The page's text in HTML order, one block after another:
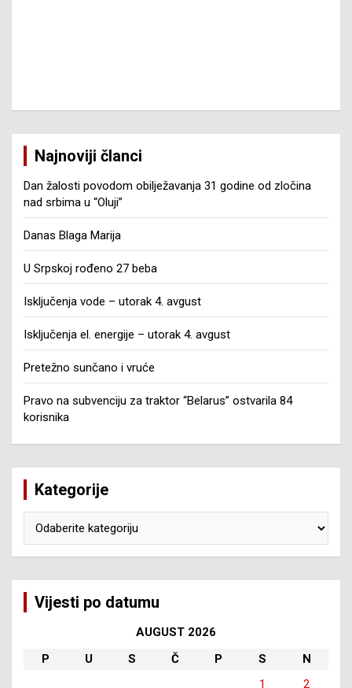
Najnoviji članci
Dan žalosti povodom obilježavanja 31 godine od zločina
nad srbima u “Oluji”
Danas Blaga Marija
U Srpskoj rođeno 27 beba
Isključenja vode – utorak 4. avgust
Isključenja el. energije – utorak 4. avgust
Pretežno sunčano i vruće
Pravo na subvenciju za traktor “Belarus” ostvarila 84
korisnika
Kategorije
Vijesti po datumu
AUGUST 2026
P
U S Č P S
N
1
2